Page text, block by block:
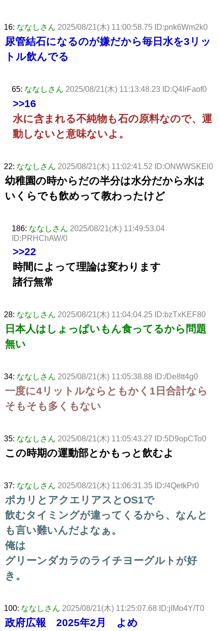
16: ななしさん 2025/08/21(木) 11:00:58.75 ID:pnk6Wm2k0
尿管結石になるのが嫌だから毎日水を3リッ
トル飲んでる
65: ななしさん 2025/08/21(木) 11:13:48.23 ID:Q4IrFaof0
>>16
水に含まれる不純物も石の原料なので、運
動しないと意味ないよ。
22: ななしさん 2025/08/21(木) 11:02:41.52 ID:ONWWSKEl0
幼稚園の時からだの半分は水分だから水は
いくらでも飲めって教わったけど
186: ななしさん 2025/08/21(木) 11:49:53.04
ID:PRHChAW/0
>>22
時間によって理論は変わります
諸行無常
28: ななしさん 2025/08/21(木) 11:04:04.25 ID:bzTxKEF80
日本人はしょっぱいもん食ってるから問題
無い
34: ななしさん 2025/08/21(木) 11:05:38.88 ID:/De8tt4g0
一度に4リットルならともかく1日合計なら
そもそも多くもない
35: ななしさん 2025/08/21(木) 11:05:43.27 ID:5D9opCTo0
この時期の運動部とかもっと飲むよ
37: ななしさん 2025/08/21(木) 11:06:31.35 ID:/4QetkPr0
ポカリとアクエリアスとOS1で
飲むタイミングが違ってくるから、なんと
も言い難いんだよなぁ。
俺は
グリーンダカラのライチヨーグルトが好
き。
100: ななしさん 2025/08/21(木) 11:25:07.68 ID:jIMo4Y/T0
政府広報 2025年2月 よめ